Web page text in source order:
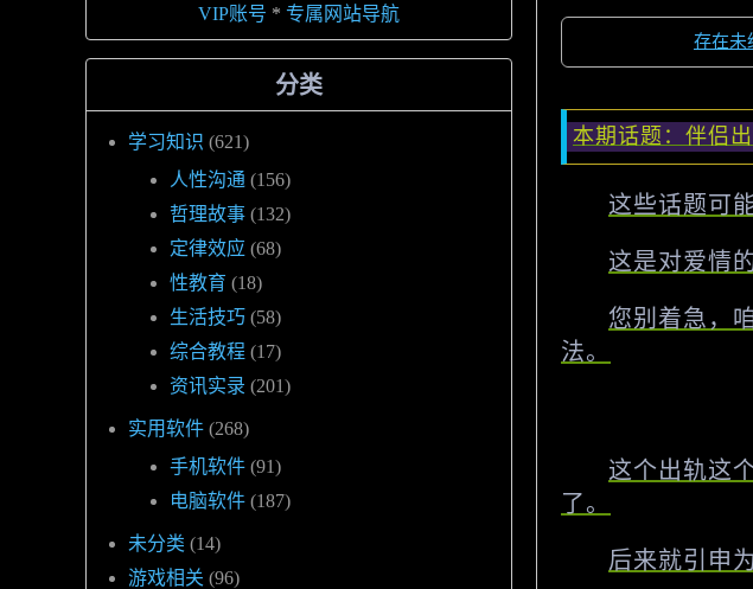
存在未
本期话题：伴侣
这些话题可
这是对爱情
您别着急，
法。
这个出轨这
了。
后来就引申
VIP账号 * 专属网站导航
分类
学习知识 (621)
人性沟通 (156)
哲理故事 (132)
定律效应 (68)
性教育 (18)
生活技巧 (58)
综合教程 (17)
资讯实录 (201)
实用软件 (268)
手机软件 (91)
电脑软件 (187)
未分类 (14)
游戏相关 (96)